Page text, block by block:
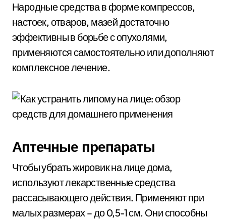
Народные средства в форме компрессов,
настоек, отваров, мазей достаточно
эффективны в борьбе с опухолями,
применяются самостоятельно или дополняют
комплексное лечение.
Аптечные препараты
Чтобы убрать жировик на лице дома,
используют лекарственные средства
рассасывающего действия. Применяют при
малых размерах – до 0,5-1 см. Они способны